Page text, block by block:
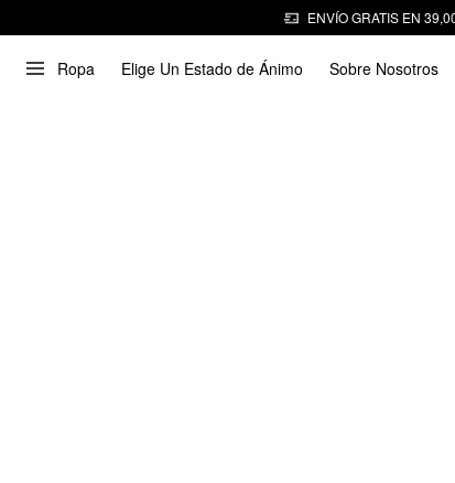
ENVÍO GRATIS EN
Ropa Elige Un Estado de Ánimo Sobre Nosotros